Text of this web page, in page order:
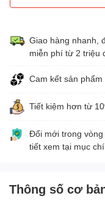
Giao hàng nhanh,
miễn phí từ 2 triệu
Cam kết sản
Tiết kiệm hơn từ
Đổi mới trong
tiết xem tại mục
Thông số cơ